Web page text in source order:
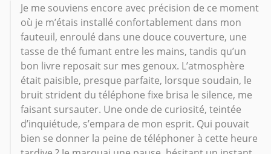
Je me souviens encore avec précision de ce moment
où je m’étais installé confortablement dans mon
fauteuil, enroulé dans une douce couverture, une
tasse de thé fumant entre les mains, tandis qu’un
bon livre reposait sur mes genoux. L’atmosphère
était paisible, presque parfaite, lorsque soudain, le
bruit strident du téléphone fixe brisa le silence, me
faisant sursauter. Une onde de curiosité, teintée
d’inquiétude, s’empara de mon esprit. Qui pouvait
bien se donner la peine de téléphoner à cette heure